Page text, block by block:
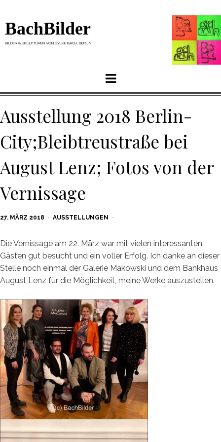
BachBilder
BILDER & SKULPTUREN VON SYLKE BACH, BERLIN
Menu
Ausstellung 2018 Berlin-
City;Bleibtreustraße bei
August Lenz; Fotos von der
Vernissage
POSTED
27. MÄRZ 2018 AUSSTELLUNGEN
Die Vernissage am 22. März war mit vielen interessanten
Gästen gut besucht und ein voller Erfolg. Ich danke an dieser
Stelle noch einmal der Galerie Makowski und dem Bankhaus
August Lenz für die Möglichkeit, meine Werke auszustellen.